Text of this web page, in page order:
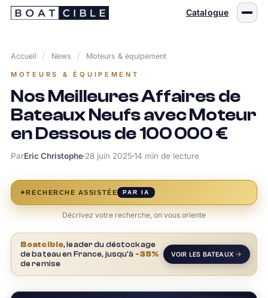
Passer
Catalogue
Accueil / News / Moteurs & équipement
MOTEURS & ÉQUIPEMENT
Nos Meilleures Affaires de
Bateaux Neufs avec Moteur
en Dessous de 100 000 €
ParEric Christophe28 juin 2025 14 min de lecture
✦RECHERCHE ASSISTÉE PAR IA
Décrivez votre recherche, on vous oriente
Boatcible, leader du déstockage
de bateau en France, jusqu'à -35%
de remise
VOIR LES BATEAUX